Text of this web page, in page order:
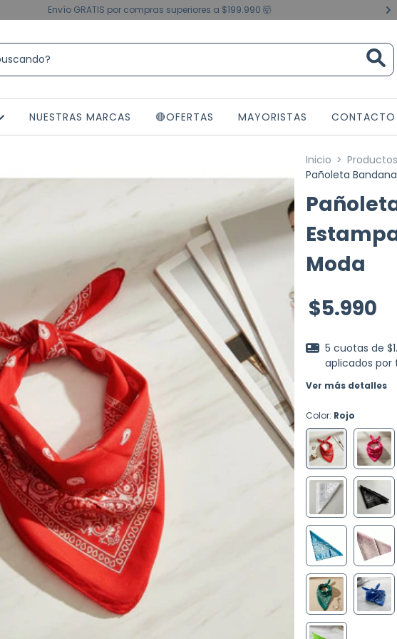
Envío GRATIS por compras superiores a $199.990 🤯
NUESTRAS MARCAS 🔴OFERTAS MAYORISTAS CONTACTO
Inicio > Productos
Pañoleta
Moda
$5.990
5 cuotas de
aplicados por
Ver más detalles
Color: Rojo